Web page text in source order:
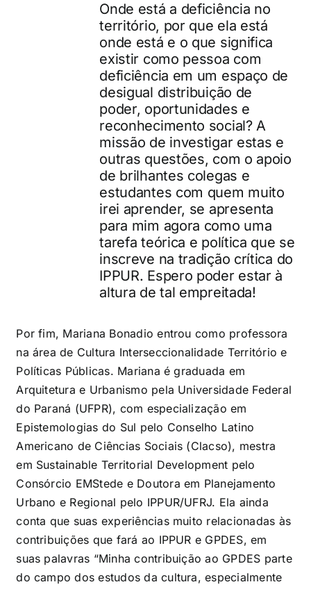
Onde está a deficiência no
território, por que ela está
onde está e o que significa
existir como pessoa com
deficiência em um espaço de
desigual distribuição de
poder, oportunidades e
reconhecimento social? A
missão de investigar estas e
outras questões, com o apoio
de brilhantes colegas e
estudantes com quem muito
irei aprender, se apresenta
para mim agora como uma
tarefa teórica e política que se
inscreve na tradição crítica do
IPPUR. Espero poder estar à
altura de tal empreitada!
Por fim, Mariana Bonadio entrou como professora
na área de Cultura Interseccionalidade Território e
Políticas Públicas. Mariana é graduada em
Arquitetura e Urbanismo pela Universidade Federal
do Paraná (UFPR), com especialização em
Epistemologias do Sul pelo Conselho Latino
Americano de Ciências Sociais (Clacso), mestra
em Sustainable Territorial Development pelo
Consórcio EMStede e Doutora em Planejamento
Urbano e Regional pelo IPPUR/UFRJ. Ela ainda
conta que suas experiências muito relacionadas às
contribuições que fará ao IPPUR e GPDES, em
suas palavras “Minha contribuição ao GPDES parte
do campo dos estudos da cultura, especialmente